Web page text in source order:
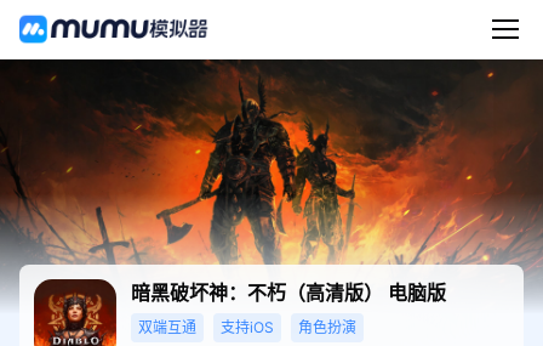
暗黑破坏神：不朽（高清版） 电脑版
双端互通 支持iOS 角色扮演